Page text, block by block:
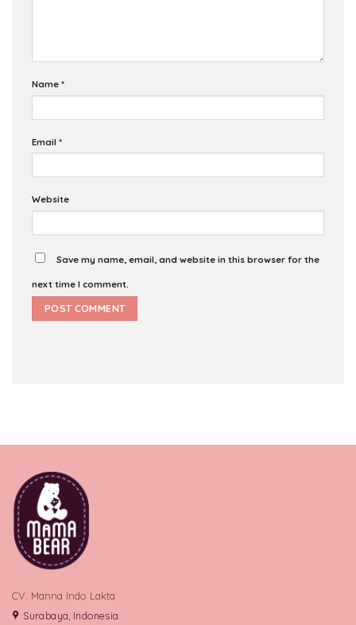
Name *
Email *
Website
Save my name, email, and website in this browser for the
next time I comment.
CV. Manna Indo Lakta
Surabaya, Indonesia